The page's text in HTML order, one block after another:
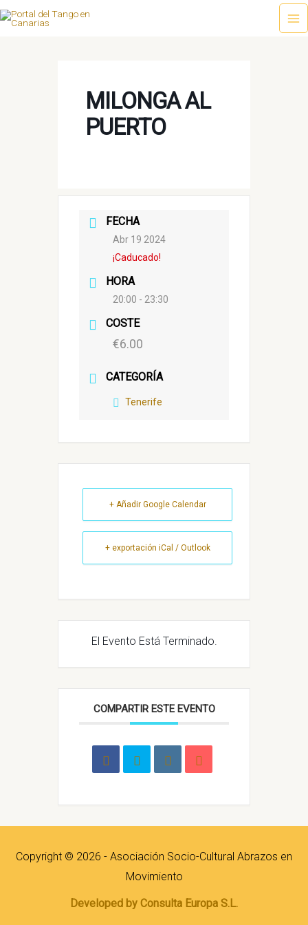
Ir
MILONGA AL
PUERTO
FECHA
Abr 19 2024
¡Caducado!
HORA
20:00 - 23:30
COSTE
€6.00
CATEGORÍA
Tenerife
+ Añadir Google Calendar
+ exportación iCal / Outlook
El Evento Está Terminado.
COMPARTIR ESTE EVENTO
Copyright © 2026 - Asociación Socio-Cultural Abrazos en
Movimiento
Developed by Consulta Europa S.L.